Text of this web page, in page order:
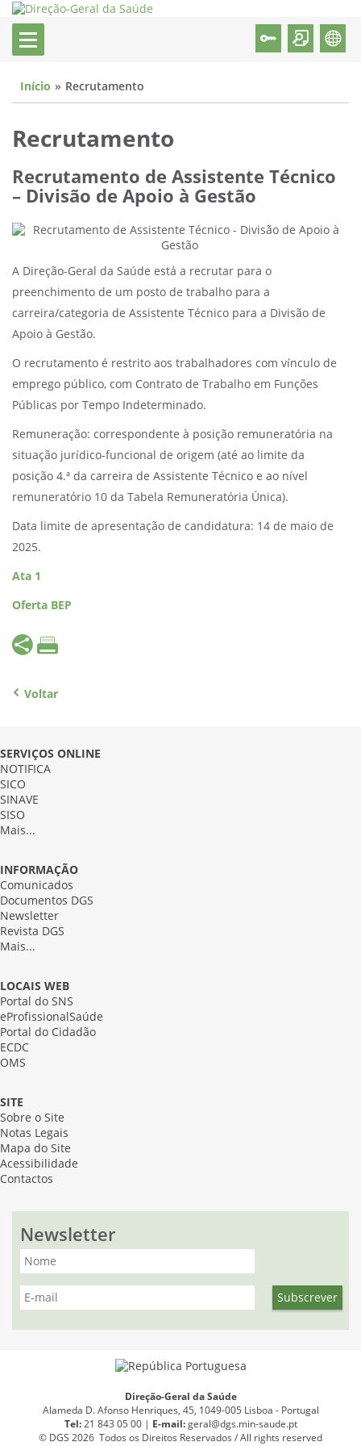
Início Recrutamento
Recrutamento
Recrutamento de Assistente Técnico
– Divisão de Apoio à Gestão
A Direção-Geral da Saúde está a recrutar para o
preenchimento de um posto de trabalho para a
carreira/categoria de Assistente Técnico para a Divisão de
Apoio à Gestão.
O recrutamento é restrito aos trabalhadores com vínculo de
emprego público, com Contrato de Trabalho em Funções
Públicas por Tempo Indeterminado.
Remuneração: correspondente à posição remuneratória na
situação jurídico-funcional de origem (até ao limite da
posição 4.ª da carreira de Assistente Técnico e ao nível
remuneratório 10 da Tabela Remuneratória Única).
Data limite de apresentação de candidatura: 14 de maio de
2025.
Ata 1
Oferta BEP
Voltar
SERVIÇOS ONLINE
NOTIFICA
SICO
SINAVE
SISO
Mais...
INFORMAÇÃO
Comunicados
Documentos DGS
Newsletter
Revista DGS
Mais...
LOCAIS WEB
Portal do SNS
eProfissionalSaúde
Portal do Cidadão
ECDC
OMS
SITE
Sobre o Site
Notas Legais
Mapa do Site
Acessibilidade
Contactos
Newsletter
Direção-Geral da Saúde
Alameda D. Afonso Henriques, 45, 1049-005 Lisboa - Portugal
Tel:21 843 05 00 | E-mail: geral@dgs.min-saude.pt
© DGS 2026 Todos os Direitos Reservados / All rights reserved